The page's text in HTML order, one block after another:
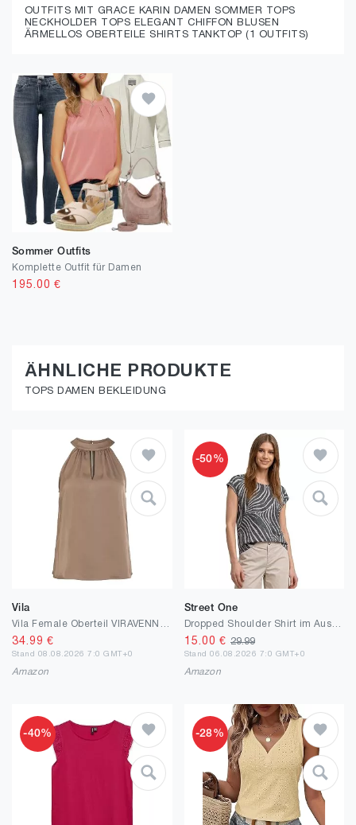
OUTFITS MIT GRACE KARIN DAMEN SOMMER TOPS
NECKHOLDER TOPS ELEGANT CHIFFON BLUSEN
ÄRMELLOS OBERTEILE SHIRTS TANKTOP (1 OUTFITS)
Sommer Outfits
Komplette Outfit für Damen
195.00 €
ÄHNLICHE PRODUKTE
TOPS DAMEN BEKLEIDUNG
Vila
34.99 €
Stand 08.08.2026 7:0 GMT+0
Amazon
-50%
Street One
15.00 € 29.99
Stand 06.08.2026 7:0 GMT+0
Amazon
-40% -28%